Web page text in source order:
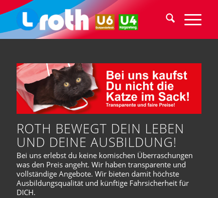
ROTH BEWEGT DEIN LEBEN
UND DEINE AUSBILDUNG!
Bei uns erlebst du keine komischen Überraschungen
was den Preis angeht. Wir haben transparente und
vollständige Angebote. Wir bieten damit höchste
Ausbildungsqualität und künftige Fahrsicherheit für
DICH.